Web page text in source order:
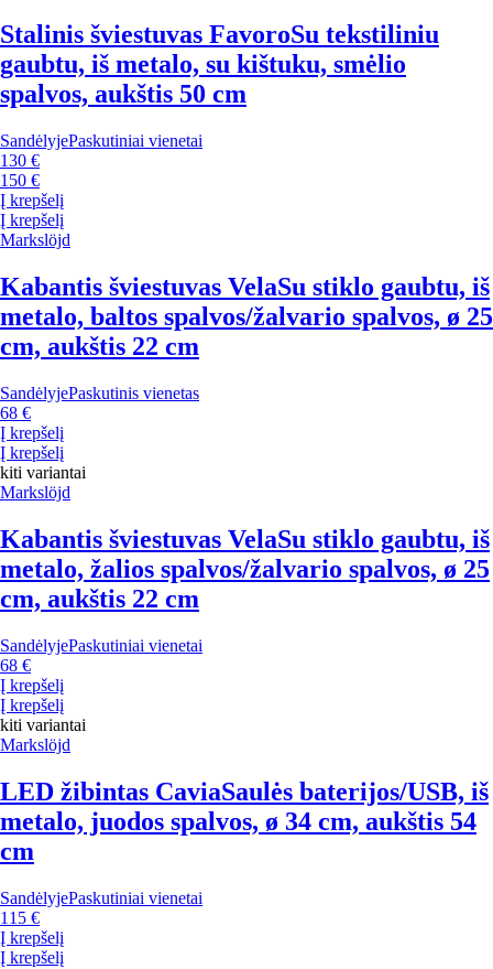
Stalinis šviestuvas FavoroSu tekstiliniu
gaubtu, iš metalo, su kištuku, smėlio
spalvos, aukštis 50 cm
SandėlyjePaskutiniai vienetai
130 €
150 €
Į krepšelį
Į krepšelį
Markslöjd
Kabantis šviestuvas VelaSu stiklo gaubtu, iš
metalo, baltos spalvos/žalvario spalvos, ø 25
cm, aukštis 22 cm
SandėlyjePaskutinis vienetas
68 €
Į krepšelį
Į krepšelį
kiti variantai
Markslöjd
Kabantis šviestuvas VelaSu stiklo gaubtu, iš
metalo, žalios spalvos/žalvario spalvos, ø 25
cm, aukštis 22 cm
SandėlyjePaskutiniai vienetai
68 €
Į krepšelį
Į krepšelį
kiti variantai
Markslöjd
LED žibintas CaviaSaulės baterijos/USB, iš
metalo, juodos spalvos, ø 34 cm, aukštis 54
cm
SandėlyjePaskutiniai vienetai
115 €
Į krepšelį
Į krepšelį